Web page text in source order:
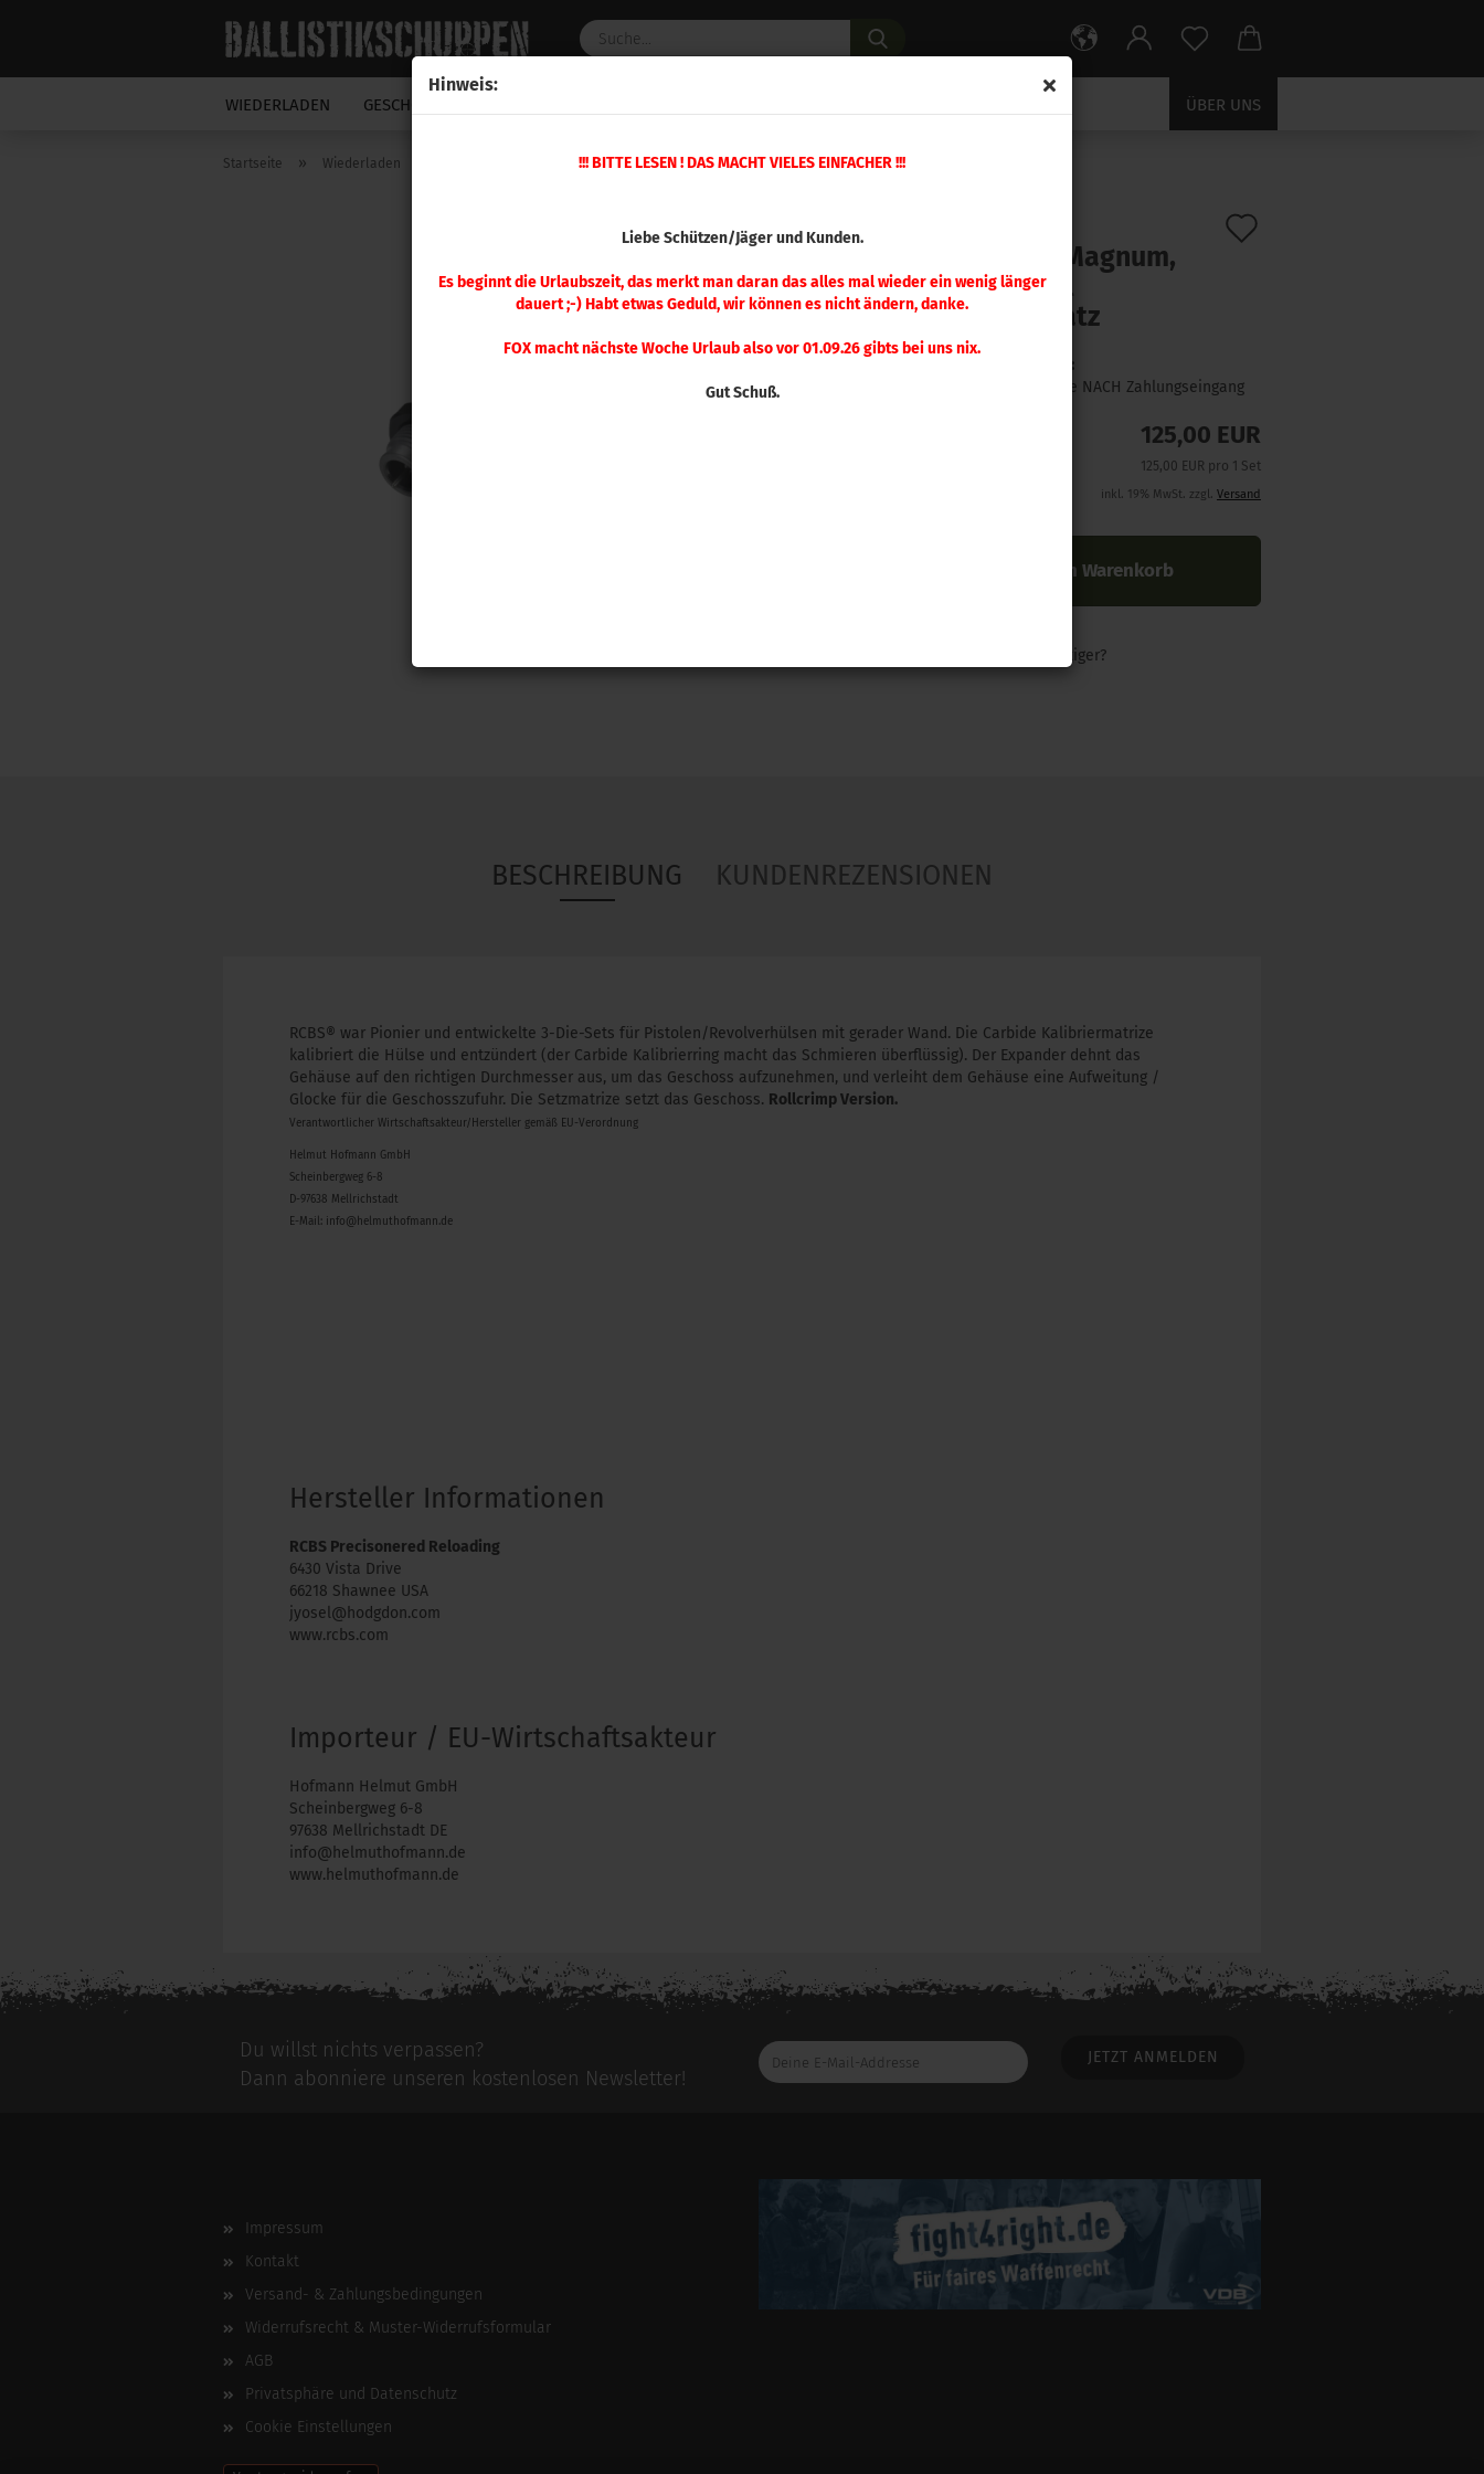
Hinweis:
!!! BITTE LESEN ! DAS MACHT VIELES EINFACHER !!!
Liebe Schützen/Jäger und Kunden.
Es beginnt die Urlaubszeit, das merkt man daran das alles mal wieder ein wenig länger
dauert ;-) Habt etwas Geduld, wir können es nicht ändern, danke.
FOX macht nächste Woche Urlaub also vor 01.09.26 gibts bei uns nix.
Gut Schuß.
WIEDERLADEN GESCHOSSE ÜBER UNS
Startseite » Wiederladen » Matrizensatz Kurzwaffe » RCBS .357 Magnum, .38 Special Matrizensatz
RCBS .357 Magnum,
.38 Special
Matrizensatz
Lieferzeit:
1 Woche NACH Zahlungseingang
125,00 EUR
125,00 EUR pro 1 Set
inkl. 19% MwSt. zzgl. Versand
In den Warenkorb
Woanders günstiger?
BESCHREIBUNG KUNDENREZENSIONEN
RCBS® war Pionier und entwickelte 3-Die-Sets für Pistolen/Revolverhülsen mit gerader Wand. Die Carbide Kalibriermatrize
kalibriert die Hülse und entzündert (der Carbide Kalibrierring macht das Schmieren überflüssig). Der Expander dehnt das
Gehäuse auf den richtigen Durchmesser aus, um das Geschoss aufzunehmen, und verleiht dem Gehäuse eine Aufweitung /
Glocke für die Geschosszufuhr. Die Setzmatrize setzt das Geschoss. Rollcrimp Version.
Verantwortlicher Wirtschaftsakteur/Hersteller gemäß EU-Verordnung
Helmut Hofmann GmbH
Scheinbergweg 6-8
D-97638 Mellrichstadt
E-Mail: info@helmuthofmann.de
Hersteller Informationen
RCBS Precisonered Reloading
6430 Vista Drive
66218 Shawnee USA
jyosel@hodgdon.com
www.rcbs.com
Importeur / EU-Wirtschaftsakteur
Hofmann Helmut GmbH
Scheinbergweg 6-8
97638 Mellrichstadt DE
info@helmuthofmann.de
www.helmuthofmann.de
Du willst nichts verpassen?
Dann abonniere unseren kostenlosen Newsletter!
Deine
E-
Impressum
Kontakt
Versand- & Zahlungsbedingungen
Widerrufsrecht & Muster-Widerrufsformular
AGB
Privatsphäre und Datenschutz
Cookie Einstellungen